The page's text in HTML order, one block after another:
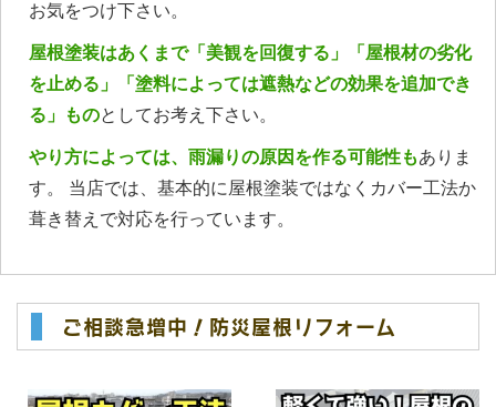
お気をつけ下さい。
屋根塗装はあくまで「美観を回復する」「屋根材の劣化
を止める」「塗料によっては遮熱などの効果を追加でき
る」ものとしてお考え下さい。
やり方によっては、雨漏りの原因を作る可能性もありま
す。 当店では、基本的に屋根塗装ではなくカバー工法か
葺き替えで対応を行っています。
ご相談急増中！防災屋根リフォーム